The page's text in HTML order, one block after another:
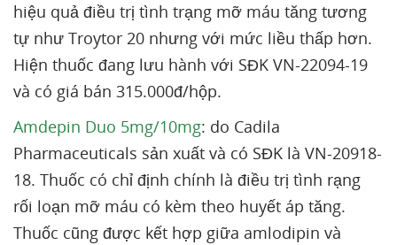
hiệu quả điều trị tình trạng mỡ máu tăng tương
tự như Troytor 20 nhưng với mức liều thấp hơn.
Hiện thuốc đang lưu hành với SĐK VN-22094-19
và có giá bán 315.000đ/hộp.
Amdepin Duo 5mg/10mg: do Cadila
Pharmaceuticals sản xuất và có SĐK là VN-20918-
18. Thuốc có chỉ định chính là điều trị tình rạng
rối loạn mỡ máu có kèm theo huyết áp tăng.
Thuốc cũng được kết hợp giữa amlodipin và